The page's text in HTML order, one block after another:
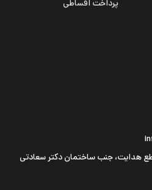
پرداخت اقساطی
هدایت، جنب ساختمان دکتر سعادتی